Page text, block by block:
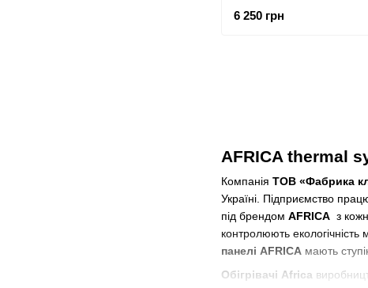
AFRICA thermal
Компанія ТОВ «Фабрика
Україні. Підприємство
під брендом AFRIСA з
контролюють екологічність
панелі AFRICA мають
Обігрівачі Africa
6 250 грн